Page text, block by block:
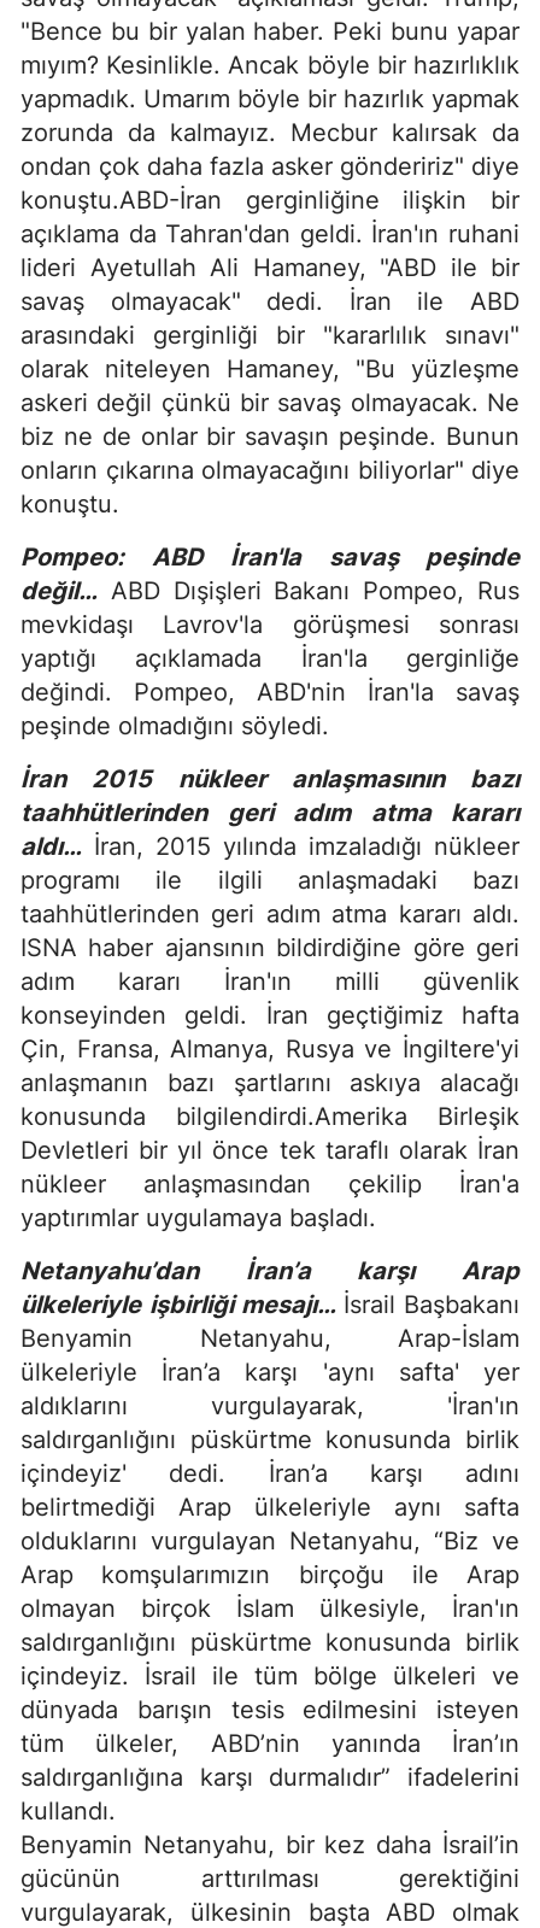
"Bence bu bir yalan haber. Peki bunu yapar
mıyım? Kesinlikle. Ancak böyle bir hazırlıklık
yapmadık. Umarım böyle bir hazırlık yapmak
zorunda da kalmayız. Mecbur kalırsak da
ondan çok daha fazla asker göndeririz" diye
konuştu.ABD-İran gerginliğine ilişkin bir
açıklama da Tahran'dan geldi. İran'ın ruhani
lideri Ayetullah Ali Hamaney, "ABD ile bir
savaş olmayacak" dedi. İran ile ABD
arasındaki gerginliği bir "kararlılık sınavı"
olarak niteleyen Hamaney, "Bu yüzleşme
askeri değil çünkü bir savaş olmayacak. Ne
biz ne de onlar bir savaşın peşinde. Bunun
onların çıkarına olmayacağını biliyorlar" diye
konuştu.
Pompeo: ABD İran'la savaş peşinde
değil… ABD Dışişleri Bakanı Pompeo, Rus
mevkidaşı Lavrov'la görüşmesi sonrası
yaptığı açıklamada İran'la gerginliğe
değindi. Pompeo, ABD'nin İran'la savaş
peşinde olmadığını söyledi.
İran 2015 nükleer anlaşmasının bazı
taahhütlerinden geri adım atma kararı
aldı… İran, 2015 yılında imzaladığı nükleer
programı ile ilgili anlaşmadaki bazı
taahhütlerinden geri adım atma kararı aldı.
ISNA haber ajansının bildirdiğine göre geri
adım kararı İran'ın milli güvenlik
konseyinden geldi. İran geçtiğimiz hafta
Çin, Fransa, Almanya, Rusya ve İngiltere'yi
anlaşmanın bazı şartlarını askıya alacağı
konusunda bilgilendirdi.Amerika Birleşik
Devletleri bir yıl önce tek taraflı olarak İran
nükleer anlaşmasından çekilip İran'a
yaptırımlar uygulamaya başladı.
Netanyahu’dan İran’a karşı Arap
ülkeleriyle işbirliği mesajı… İsrail Başbakanı
Benyamin Netanyahu, Arap-İslam
ülkeleriyle İran’a karşı 'aynı safta' yer
aldıklarını vurgulayarak, 'İran'ın
saldırganlığını püskürtme konusunda birlik
içindeyiz' dedi. İran’a karşı adını
belirtmediği Arap ülkeleriyle aynı safta
olduklarını vurgulayan Netanyahu, “Biz ve
Arap komşularımızın birçoğu ile Arap
olmayan birçok İslam ülkesiyle, İran'ın
saldırganlığını püskürtme konusunda birlik
içindeyiz. İsrail ile tüm bölge ülkeleri ve
dünyada barışın tesis edilmesini isteyen
tüm ülkeler, ABD’nin yanında İran’ın
saldırganlığına karşı durmalıdır” ifadelerini
kullandı.
Benyamin Netanyahu, bir kez daha İsrail’in
gücünün arttırılması gerektiğini
vurgulayarak, ülkesinin başta ABD olmak